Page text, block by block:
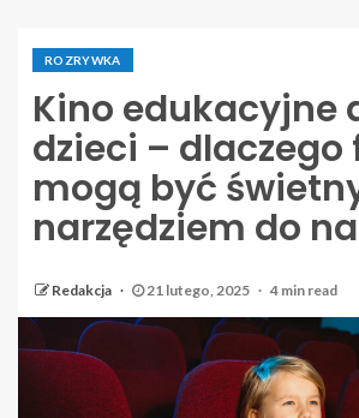
ROZRYWKA
Kino edukacyjne
dzieci –
mogą być
narzędziem do
Redakcja 21 lutego, 2025 4 min read